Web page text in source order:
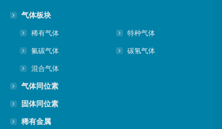
气体板块
稀有气体 特种气体
氟碳气体 碳氢气体
混合气体
气体同位素
固体同位素
稀有金属